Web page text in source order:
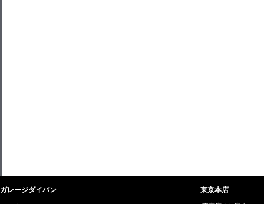
ガレージダイバン 東京本店